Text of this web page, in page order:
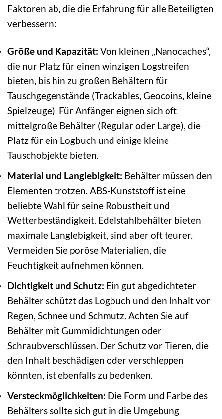
Faktoren ab, die die Erfahrung für alle Beteiligten
verbessern:
Größe und Kapazität: Von kleinen „Nanocaches“,
die nur Platz für einen winzigen Logstreifen
bieten, bis hin zu großen Behältern für
Tauschgegenstände (Trackables, Geocoins, kleine
Spielzeuge). Für Anfänger eignen sich oft
mittelgroße Behälter (Regular oder Large), die
Platz für ein Logbuch und einige kleine
Tauschobjekte bieten.
Material und Langlebigkeit: Behälter müssen den
Elementen trotzen. ABS-Kunststoff ist eine
beliebte Wahl für seine Robustheit und
Wetterbeständigkeit. Edelstahlbehälter bieten
maximale Langlebigkeit, sind aber oft teurer.
Vermeiden Sie poröse Materialien, die
Feuchtigkeit aufnehmen können.
Dichtigkeit und Schutz: Ein gut abgedichteter
Behälter schützt das Logbuch und den Inhalt vor
Regen, Schnee und Schmutz. Achten Sie auf
Behälter mit Gummidichtungen oder
Schraubverschlüssen. Der Schutz vor Tieren, die
den Inhalt beschädigen oder verschleppen
könnten, ist ebenfalls zu bedenken.
Versteckmöglichkeiten: Die Form und Farbe des
Behälters sollte sich gut in die Umgebung